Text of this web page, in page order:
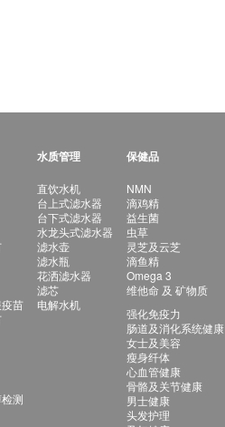
苗
测
水质管理
直饮水机
台上式滤水器
台下式滤水器
水龙头式滤水器
滤水壶
滤水瓶
花洒滤水器
滤芯
电解水机
保健品
NMN
滴鸡精
益生菌
虫草
灵芝及云芝
滴鱼精
Omega 3
维他命 及 矿物质
强化免疫力
肠道及消化系统健康
女士及美容
瘦身纤体
心血管健康
骨骼及关节健康
男士健康
头发护理